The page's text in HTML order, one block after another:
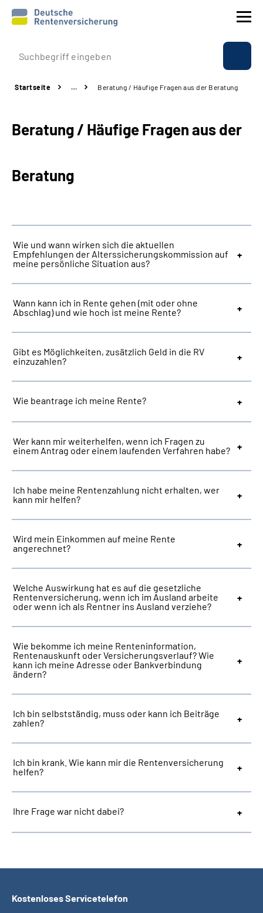
Prävention
Rente
Über uns & Presse
Online-Services
Inhalte in Gebärdensprache (DGS)
Leichte Sprache
Mein Kundenportal
Startseite … Beratung / Häufige Fragen aus der Beratung
Beratung / Häufige Fragen aus der
Beratung
Wie und wann wirken sich die aktuellen
Empfehlungen der Alterssicherungskommission auf
meine persönliche Situation aus?
Wann kann ich in Rente gehen (mit oder ohne
Abschlag) und wie hoch ist meine Rente?
Gibt es Möglichkeiten, zusätzlich Geld in die RV
einzuzahlen?
Wie beantrage ich meine Rente?
Wer kann mir weiterhelfen, wenn ich Fragen zu
einem Antrag oder einem laufenden Verfahren habe?
Ich habe meine Rentenzahlung nicht erhalten, wer
kann mir helfen?
Wird mein Einkommen auf meine Rente
angerechnet?
Welche Auswirkung hat es auf die gesetzliche
Rentenversicherung, wenn ich im Ausland arbeite
oder wenn ich als Rentner ins Ausland verziehe?
Wie bekomme ich meine Renteninformation,
Rentenauskunft oder Versicherungsverlauf? Wie
kann ich meine Adresse oder Bankverbindung
ändern?
Ich bin selbstständig, muss oder kann ich Beiträge
zahlen?
Ich bin krank. Wie kann mir die Rentenversicherung
helfen?
Ihre Frage war nicht dabei?
Kostenloses Servicetelefon